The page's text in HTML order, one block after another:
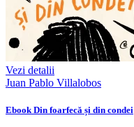
Vezi detalii
Juan Pablo Villalobos
Ebook Din foarfecă și din condei